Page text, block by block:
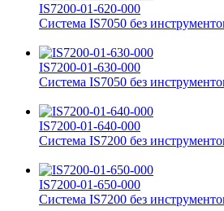
IS7200-01-620-000
Система IS7050 без
IS7200-01-630-000
Система IS7050 без
IS7200-01-640-000
Система IS7200 без
IS7200-01-650-000
Система IS7200 без